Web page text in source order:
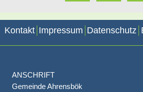
Kontakt Impressum Datenschutz
ANSCHRIFT
Gemeinde Ahrensbök